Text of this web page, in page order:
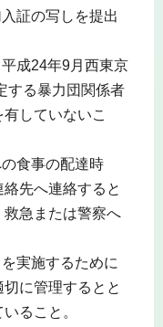
証の写しを提出
成24年9月西東京
する暴力団関係者
していないこ
食事の配達時
先へ連絡すると
急または警察へ
実施するために
に管理するとと
ること。